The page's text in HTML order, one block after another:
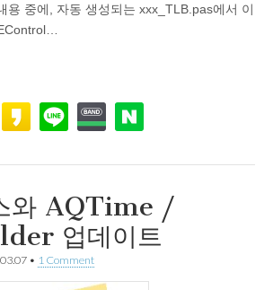
용 중에, 자동 생성되는 xxx_TLB.pas에서 이
와 AQTime /
업데이트
• 1 Comment